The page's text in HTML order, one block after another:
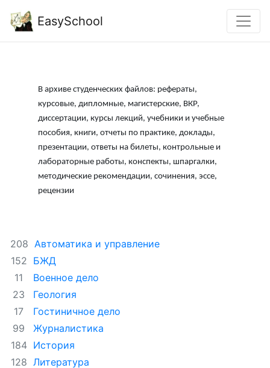
EasySchool
В архиве студенческих файлов: рефераты,
курсовые, дипломные, магистерские, ВКР,
диссертации, курсы лекций, учебники и учебные
пособия, книги, отчеты по практике, доклады,
презентации, ответы на билеты, контрольные и
лабораторные работы, конспекты, шпаргалки,
методические рекомендации, сочинения, эссе,
рецензии
208 Автоматика и управление
152 БЖД
11
Военное дело
23
Геология
17
Гостиничное дело
99
Журналистика
184 История
128 Литература